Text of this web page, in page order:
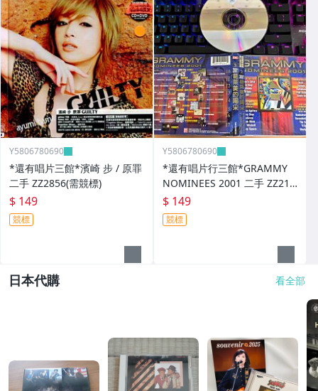
Y5806780690
*還有唱片三館*濱崎 步 / 原罪
二手 ZZ2856(需競標)
$ 149
競標
Y5806780690
*還有唱片行三館*GRAMMY
NOMINEES 2001 二手 ZZ214
03
$ 149
競標
日本代購 看全部